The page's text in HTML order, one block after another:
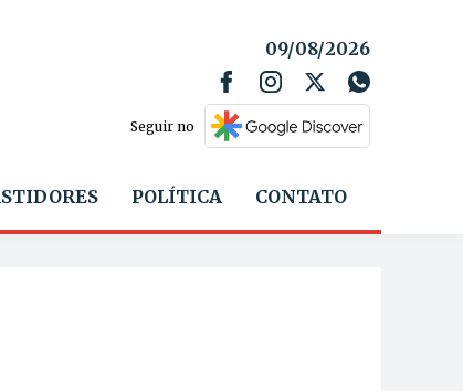
09/08/2026
Seguir no
POLÍTICA CONTATO